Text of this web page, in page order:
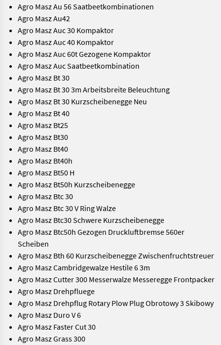
Agro Masz Au 56 Saatbeetkombinationen
Agro Masz Au42
Agro Masz Auc 30 Kompaktor
Agro Masz Auc 40 Kompaktor
Agro Masz Auc 60t Gezogene Kompaktor
Agro Masz Auc Saatbeetkombination
Agro Masz Bt 30
Agro Masz Bt 30 3m Arbeitsbreite Beleuchtung
Agro Masz Bt 30 Kurzscheibenegge Neu
Agro Masz Bt 40
Agro Masz Bt25
Agro Masz Bt30
Agro Masz Bt40
Agro Masz Bt40h
Agro Masz Bt50 H
Agro Masz Bt50h Kurzscheibenegge
Agro Masz Btc 30
Agro Masz Btc 30 V Ring Walze
Agro Masz Btc30 Schwere Kurzscheibenegge
Agro Masz Btc50h Gezogen Druckluftbremse 560er
Scheiben
Agro Masz Bth 60 Kurzscheibenegge Zwischenfruchtstreuer
Agro Masz Cambridgewalze Hestile 6 3m
Agro Masz Cutter 300 Messerwalze Messeregge Frontpacker
Agro Masz Drehpfluege
Agro Masz Drehpflug Rotary Plow Plug Obrotowy 3 Skibowy
Agro Masz Duro V 6
Agro Masz Faster Cut 30
Agro Masz Grass 300